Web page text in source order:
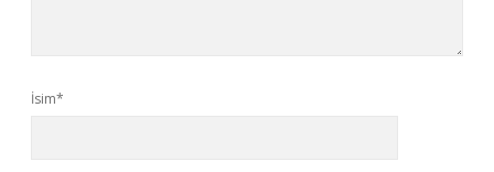
İsim*